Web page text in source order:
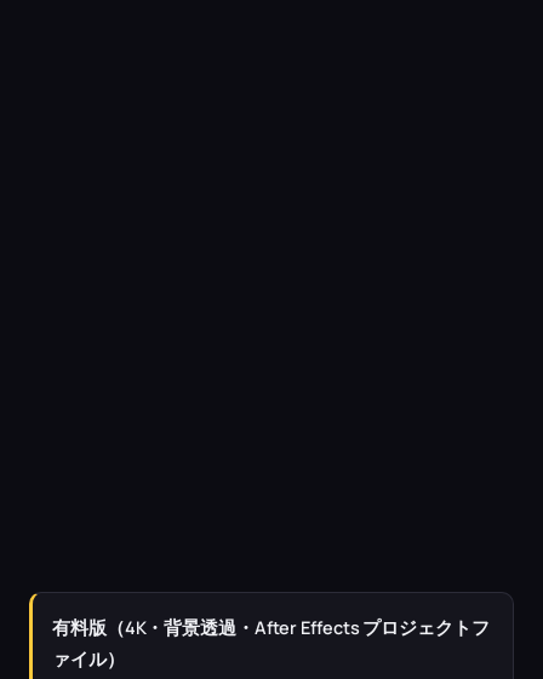
有料版（4K・背景透過・After Effects プロジェクトフ
ァイル）